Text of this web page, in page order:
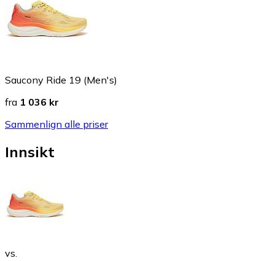
Saucony Ride 19 (Men's)
fra 1 036 kr
Sammenlign alle priser
Innsikt
vs.